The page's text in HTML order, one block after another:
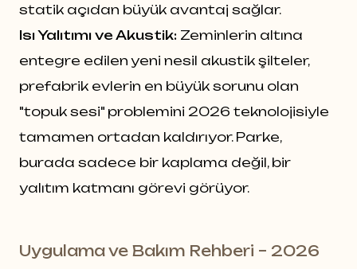
statik açıdan büyük avantaj sağlar.
Isı Yalıtımı ve Akustik: Zeminlerin altına
entegre edilen yeni nesil akustik şilteler,
prefabrik evlerin en büyük sorunu olan
"topuk sesi" problemini 2026 teknolojisiyle
tamamen ortadan kaldırıyor. Parke,
burada sadece bir kaplama değil, bir
yalıtım katmanı görevi görüyor.
Uygulama ve Bakım Rehberi – 2026